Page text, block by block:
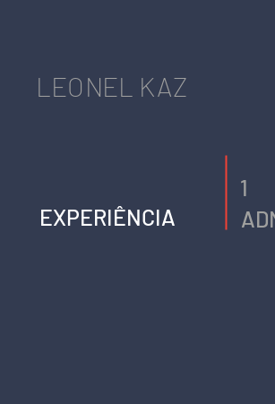
LEONEL KAZ
EXPERIÊNCIA
1